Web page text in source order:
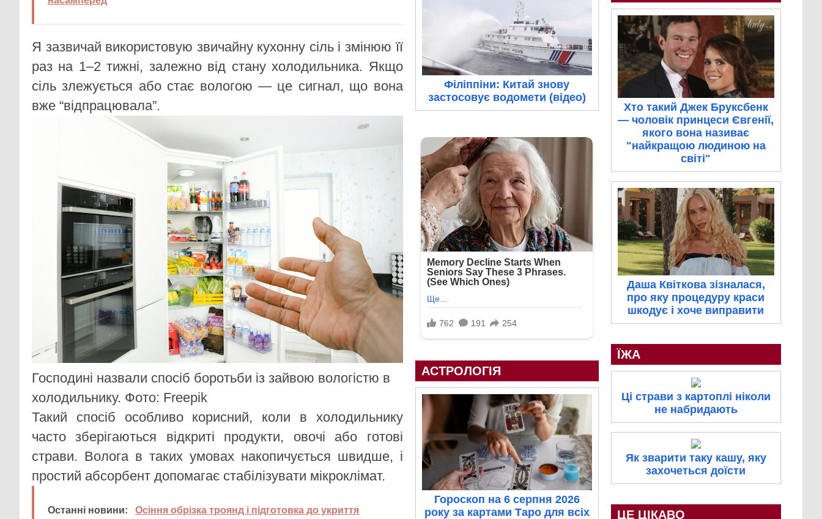
Я зазвичай використовую звичайну кухонну сіль і змінюю її
раз на 1–2 тижні, залежно від стану холодильника. Якщо
сіль злежується або стає вологою — це сигнал, що вона
вже “відпрацювала”.
Господині назвали спосіб боротьби із зайвою вологістю в
холодильнику. Фото: Freepik
Такий спосіб особливо корисний, коли в холодильнику
часто зберігаються відкриті продукти, овочі або готові
страви. Волога в таких умовах накопичується швидше, і
простий абсорбент допомагає стабілізувати мікроклімат.
Останні новини: Осіння обрізка троянд і підготовка до укриття
Філіппіни: Китай знову
застосовує водомети (відео)
АСТРОЛОГІЯ
Гороскоп на 6 серпня 2026
року за картами Таро для всіх
Хто такий Джек Бруксбенк
— чоловік принцеси Євгенії,
якого вона називає
"найкращою людиною на
світі"
Даша Квіткова зізналася,
про яку процедуру краси
шкодує і хоче виправити
ЇЖА
Ці страви з картоплі ніколи
не набридають
Як зварити таку кашу, яку
захочеться доїсти
ЦЕ ЦІКАВО